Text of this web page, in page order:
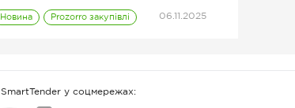
Новина Prozorro закупівлі 06.11.2025
SmartTender у соцмережах: